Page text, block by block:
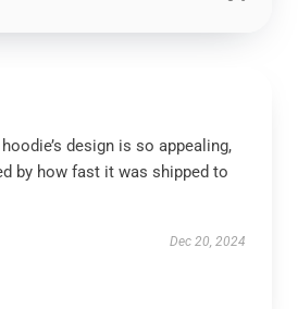
design is so appealing,
by how fast it was shipped to
Dec 20, 2024